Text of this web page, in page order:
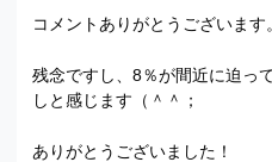
コメントありがとうございます
残念ですし、8％が間近に迫っ
しと感じます（＾＾；
ありがとうございました！